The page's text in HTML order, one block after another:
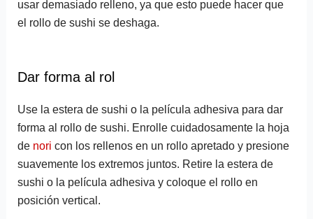
usar demasiado relleno, ya que esto puede hacer que
el rollo de sushi se deshaga.
Dar forma al rol
Use la estera de sushi o la película adhesiva para dar
forma al rollo de sushi. Enrolle cuidadosamente la hoja
de nori con los rellenos en un rollo apretado y presione
suavemente los extremos juntos. Retire la estera de
sushi o la película adhesiva y coloque el rollo en
posición vertical.